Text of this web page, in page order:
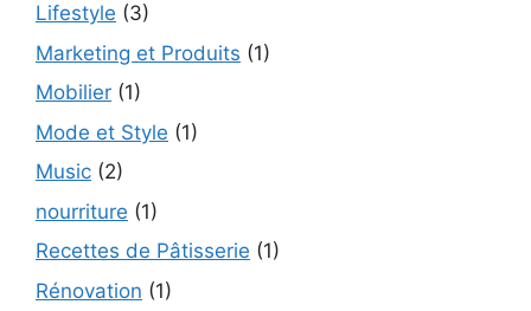
Lifestyle (3)
Marketing et Produits (1)
Mobilier (1)
Mode et Style (1)
Music (2)
nourriture (1)
Recettes de Pâtisserie (1)
Rénovation (1)